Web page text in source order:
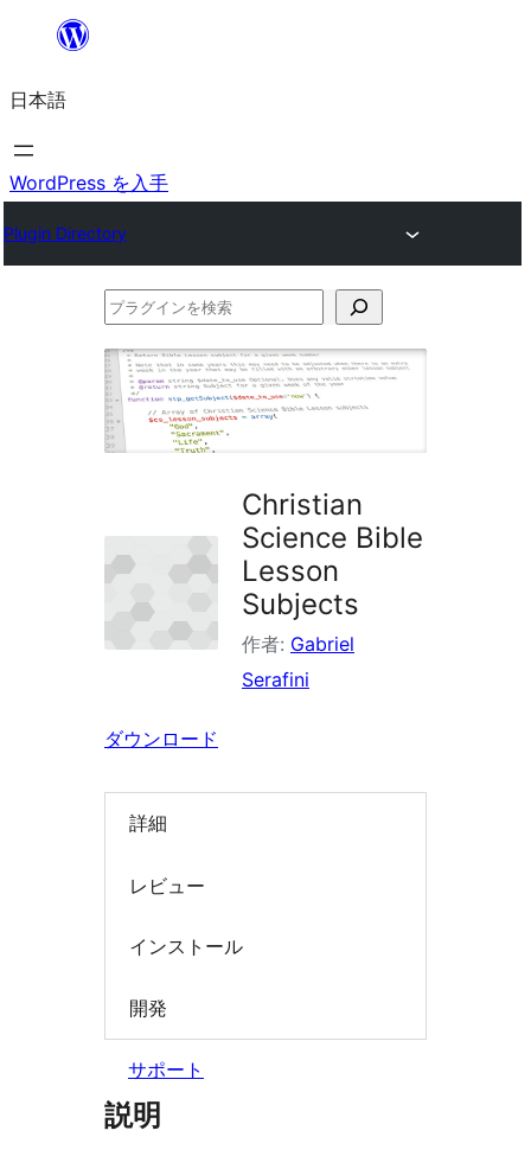
を
ス
キ
プ
日本語
WordPress を入手
Plugin Directory
プ
グ
イ
ン
索
Christian
Science Bible
Lesson
Subjects
作者: Gabriel
Serafini
ダウンロード
詳細
レビュー
インストール
開発
サポート
説明